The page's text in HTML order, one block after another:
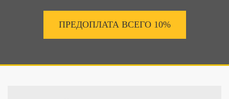
ПРЕДОПЛАТА ВСЕГО 10%